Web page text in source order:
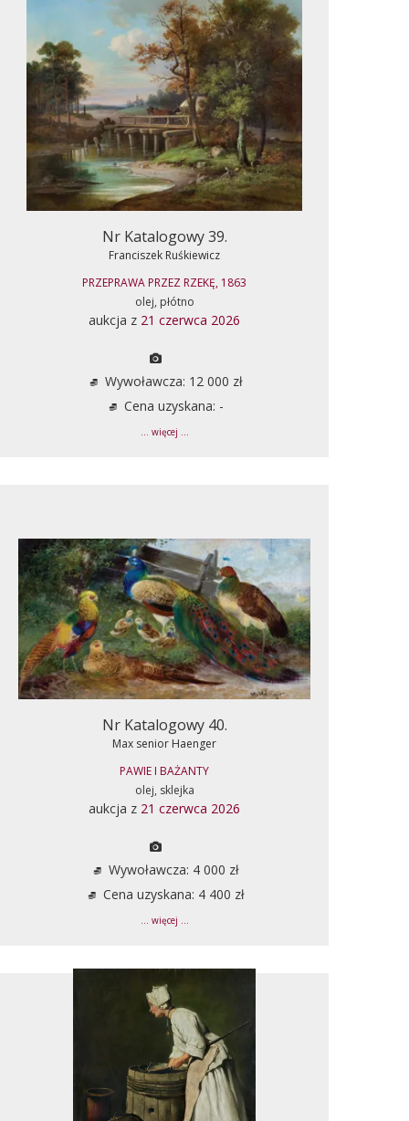
Nr Katalogowy 39.
Franciszek Ruśkiewicz
PRZEPRAWA PRZEZ RZEKĘ, 1863
olej, płótno
aukcja z 21 czerwca 2026
Wywoławcza: 12 000 zł
Cena uzyskana: -
... więcej ...
Nr Katalogowy 40.
Max senior Haenger
PAWIE I BAŻANTY
olej, sklejka
aukcja z 21 czerwca 2026
Wywoławcza: 4 000 zł
Cena uzyskana: 4 400 zł
... więcej ...